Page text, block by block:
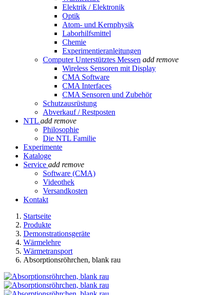
Elektrik / Elektronik
Optik
Atom- und Kernphysik
Laborhilfsmittel
Chemie
Experimentieranleitungen
Computer Unterstütztes Messen add remove
Wireless Sensoren mit Display
CMA Software
CMA Interfaces
CMA Sensoren und Zubehör
Schutzausrüstung
Abverkauf / Restposten
NTL add remove
Philosophie
Die NTL Familie
Experimente
Kataloge
Service add remove
Software (CMA)
Videothek
Versandkosten
Kontakt
Startseite
Produkte
Demonstrationsgeräte
Wärmelehre
Wärmetransport
Absorptionsröhrchen, blank rau